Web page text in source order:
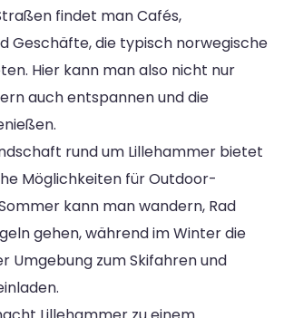
findet man Cafés,
Geschäfte, die typisch norwegische
Hier kann man also nicht nur
auch entspannen und die
rund um Lillehammer bietet
Möglichkeiten für Outdoor-
kann man wandern, Rad
gehen, während im Winter die
Umgebung zum Skifahren und